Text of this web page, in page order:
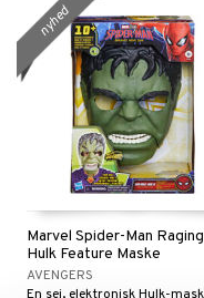
Marvel Spider-Man Raging
Hulk Feature Maske
AVENGERS
nyhed